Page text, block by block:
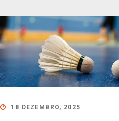
18 DEZEMBRO, 2025